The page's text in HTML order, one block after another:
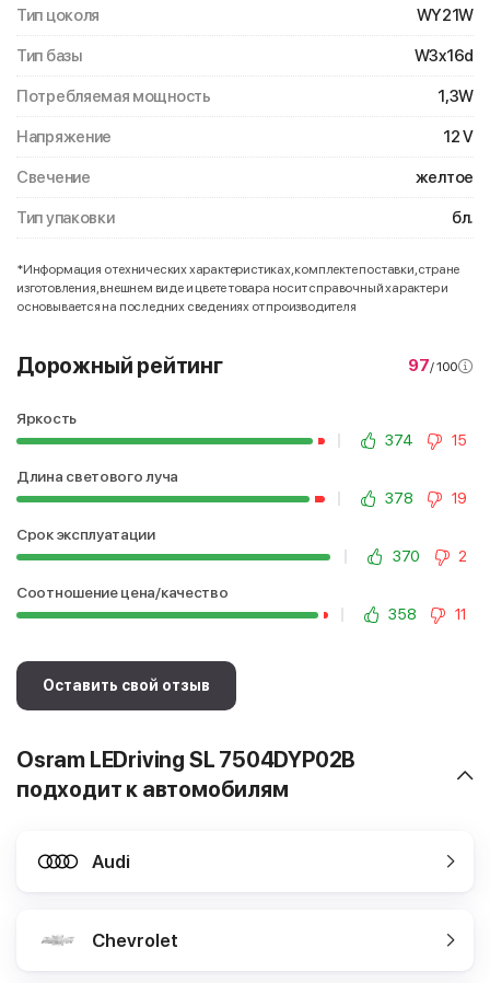
Тип цоколя WY21W
Тип базы W3x16d
Потребляемая мощность 1,3W
Напряжение 12 V
Свечение желтое
Тип упаковки бл.
*Информация о технических характеристиках, комплекте поставки, стране
изготовления, внешнем виде и цвете товара носит справочный характер и
основывается на последних сведениях от производителя
Дорожный рейтинг 97/ 100
Яркость
374
15
Длина светового луча
378
19
Срок эксплуатации
370
2
Соотношение цена/качество
358
11
Оставить свой отзыв
Osram LEDriving SL 7504DYP02B
подходит к автомобилям
Audi
Chevrolet